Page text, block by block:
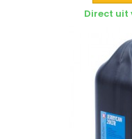
Direct